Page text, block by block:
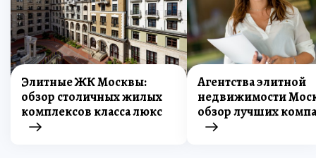
Элитные ЖК Москвы:
обзор столичных жилых
комплексов класса люкс
Агентства элитной
недвижимости
обзор лучших